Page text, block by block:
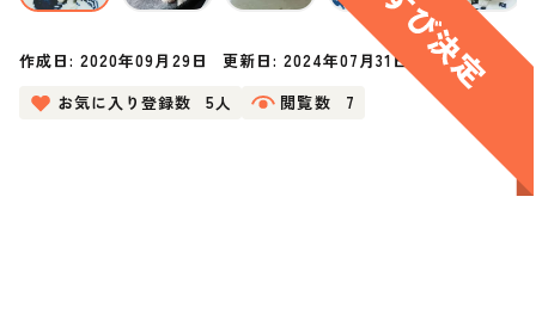
作成日:2020年09月29日 更新日: 2024年07月31日
お気に入り登録数
5人 閲覧数 7